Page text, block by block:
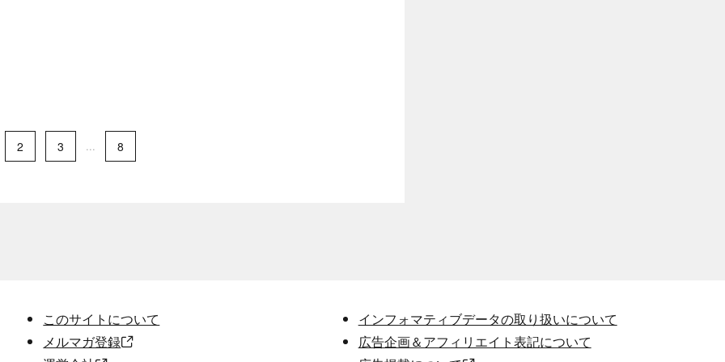
2 3 ... 8
このサイトについて
メルマガ登録
インフォマティブデータの取り扱いについて
広告企画＆アフィリエイト表記について